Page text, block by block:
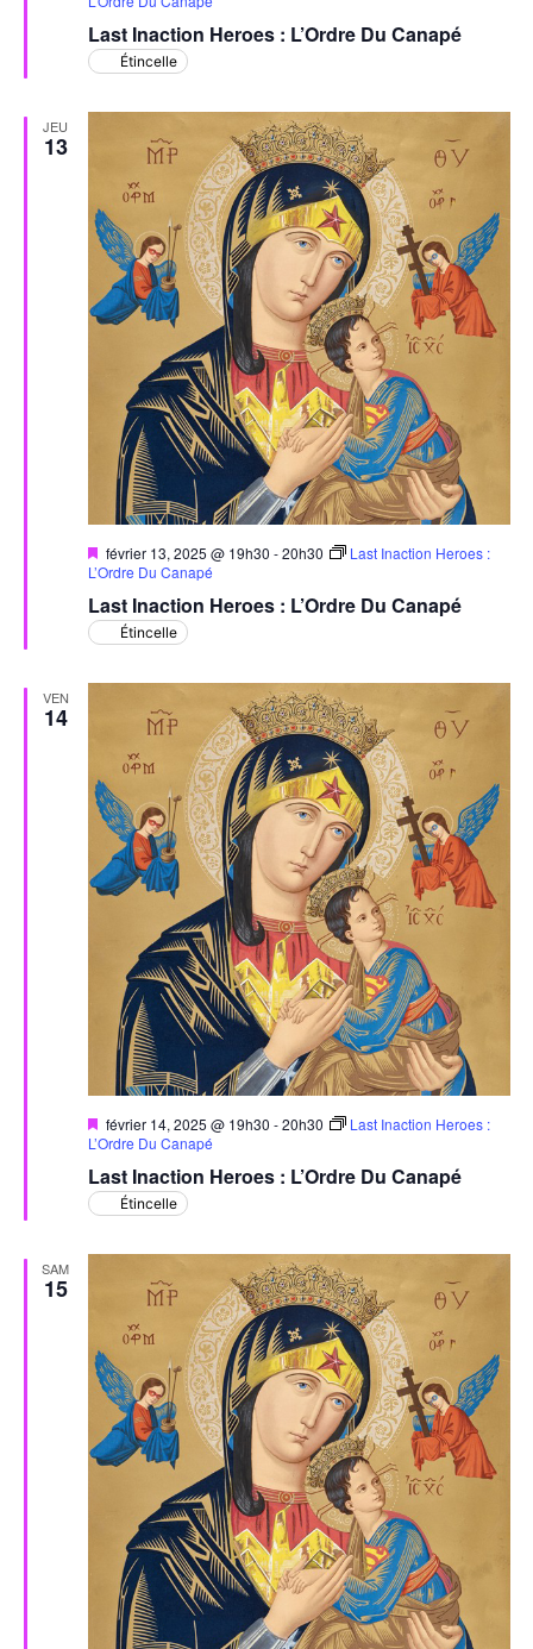
Last Inaction Heroes : L’Ordre Du Canapé
Étincelle
JEU
13
Last Inaction Heroes : L’Ordre Du Canapé
Mis
en
février 13, 2025 @ 19h30 -20h30
Last Inaction Heroes :
L’Ordre Du Canapé
Étincelle
VEN
14
Last Inaction Heroes : L’Ordre Du Canapé
Mis
en
février 14, 2025 @ 19h30 -20h30
Last Inaction Heroes :
L’Ordre Du Canapé
Étincelle
SAM
15